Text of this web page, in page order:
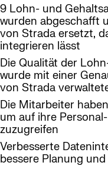
9 Lohn- und
wurden abgeschafft
von Strada ersetzt,
integrieren lässt
Die Qualität der
wurde mit einer
von Strada
Die Mitarbeiter
um auf ihre
zuzugreifen
Verbesserte
bessere Planung